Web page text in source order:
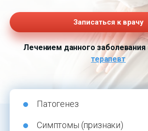
Записаться к врачу
Лечением данного заболевания
терапевт
Патогенез
Симптомы (признаки)